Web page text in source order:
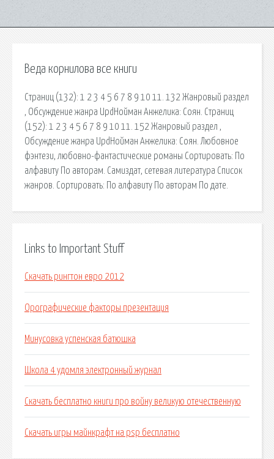
Веда корнилова все книги
Страниц (132): 1 2 3 4 5 6 7 8 9 10 11. 132 Жанровый раздел
, Обсуждение жанра UpdНойман Анжелика: Соян. Страниц
(152): 1 2 3 4 5 6 7 8 9 10 11. 152 Жанровый раздел ,
Обсуждение жанра UpdНойман Анжелика: Соян. Любовное
фэнтези, любовно-фантастические романы Сортировать: По
алфавиту По авторам. Самиздат, сетевая литература Список
жанров. Сортировать: По алфавиту По авторам По дате.
Links to Important Stuff
Скачать рингтон евро 2012
Орографические факторы презентация
Минусовка успенская батюшка
Школа 4 удомля электронный журнал
Скачать бесплатно книги про войну великую отечественную
Скачать игры майнкрафт на psp бесплатно